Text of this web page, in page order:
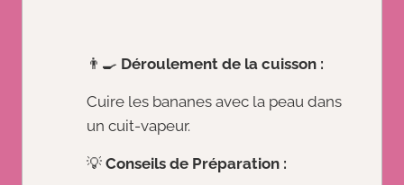
👨‍🍳 Déroulement de la cuisson :
Cuire les bananes avec la peau dans
un cuit-vapeur.
💡 Conseils de Préparation :